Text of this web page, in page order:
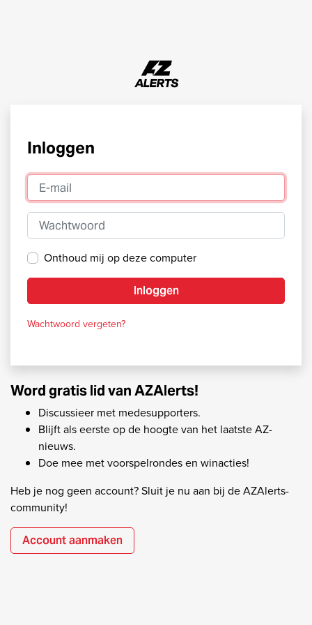
Inloggen
E-mail
Wachtwoord
Onthoud mij op deze computer
Inloggen
Wachtwoord vergeten?
Word gratis lid van AZAlerts!
Discussieer met medesupporters.
Blijft als eerste op de hoogte van het laatste AZ-
nieuws.
Doe mee met voorspelrondes en winacties!
Heb je nog geen account? Sluit je nu aan bij de AZAlerts-
community!
Account aanmaken